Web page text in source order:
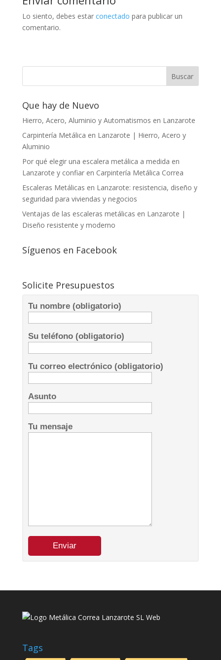
Lo siento, debes estar conectado para publicar un
comentario.
Que hay de Nuevo
Hierro, Acero, Aluminio y Automatismos en Lanzarote
Carpintería Metálica en Lanzarote | Hierro, Acero y
Aluminio
Por qué elegir una escalera metálica a medida en
Lanzarote y confiar en Carpintería Metálica Correa
Escaleras Metálicas en Lanzarote: resistencia, diseño y
seguridad para viviendas y negocios
Ventajas de las escaleras metálicas en Lanzarote |
Diseño resistente y moderno
Síguenos en Facebook
Solicite Presupuestos
Tu nombre (obligatorio)
Su teléfono (obligatorio)
Tu correo electrónico (obligatorio)
Asunto
Tu mensaje
Tags